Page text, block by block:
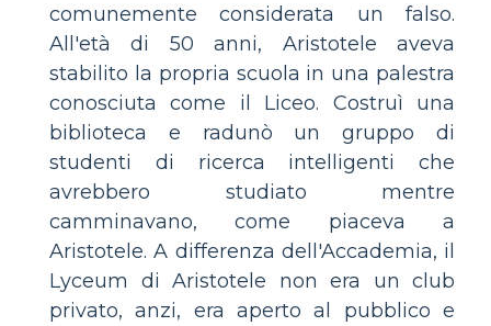
comunemente considerata un falso.
All'età di 50 anni, Aristotele aveva
stabilito la propria scuola in una palestra
conosciuta come il Liceo. Costruì una
biblioteca e radunò un gruppo di
studenti di ricerca intelligenti che
avrebbero studiato mentre
camminavano, come piaceva a
Aristotele. A differenza dell'Accademia, il
Lyceum di Aristotele non era un club
privato, anzi, era aperto al pubblico e